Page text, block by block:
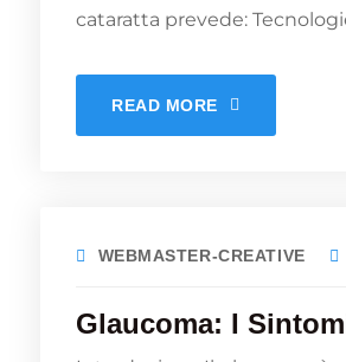
cataratta prevede:
READ MORE
WEBMASTER-CREATIVE
Glaucoma: I